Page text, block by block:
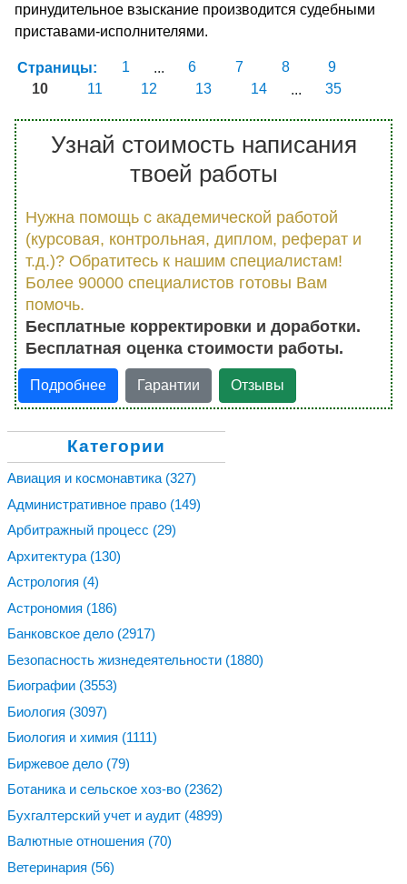
принудительное взыскание производится судебными
приставами-исполнителями.
Страницы: 1 ... 6 7 8
9
10
11 12 13 14 ... 35
Узнай стоимость написания
твоей работы
Нужна помощь с академической работой
(курсовая, контрольная, диплом, реферат и
т.д.)? Обратитесь к нашим специалистам!
Более 90000 специалистов готовы Вам
помочь.
Бесплатные корректировки и доработки.
Бесплатная оценка стоимости работы.
Подробнее Гарантии Отзывы
Категории
Авиация и космонавтика (327)
Административное право (149)
Арбитражный процесс (29)
Архитектура (130)
Астрология (4)
Астрономия (186)
Банковское дело (2917)
Безопасность жизнедеятельности (1880)
Биографии (3553)
Биология (3097)
Биология и химия (1111)
Биржевое дело (79)
Ботаника и сельское хоз-во (2362)
Бухгалтерский учет и аудит (4899)
Валютные отношения (70)
Ветеринария (56)